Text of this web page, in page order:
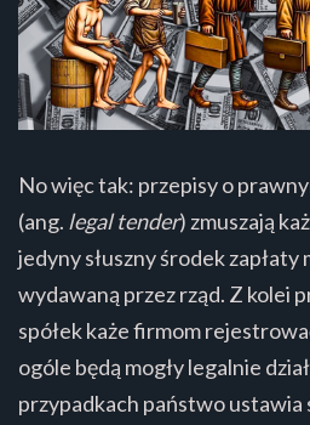
No więc tak: przepisy o
(ang. legal tender) zmuszają
jedyny słuszny środek zapłaty
wydawaną przez rząd. Z kolei
spółek każe firmom
ogóle będą mogły legalnie
przypadkach państwo ustawia